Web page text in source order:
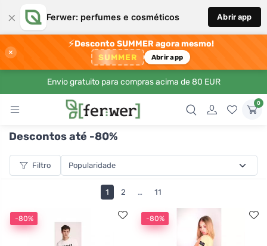
× Ferwer: perfumes e cosméticos Abrir app
×
⚡Desconto SUMMER agora mesmo!
SUMMER Abrir app
Envio gratuito para compras acima de 80 EUR
0
Descontos até -80%
Filtro
1 2 … 11
-80% -80%